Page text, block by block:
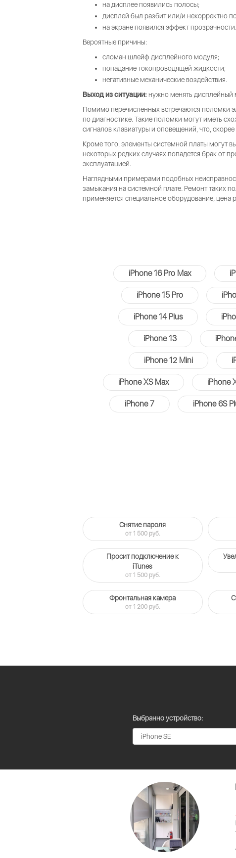
на дисплее появились полосы;
дисплей был разбит или/и некорректно
на экране появился эффект прозрачности.
Вероятные причины:
сломан шлейф дисплейного модуля;
попадание токопроводящей жидкости;
негативные механические воздействия.
Выход из ситуации: нужно менять дисплейный
Помимо перечисленных встречаются поломки
по диагностике. Такие поломки могут иметь
сигналов клавиатуры и оповещений, что,
Кроме того, элементы системной платы могут
некоторых редких случаях попадется брак от
эксплуатацией.
Наглядными примерами подобных
замыкания на системной плате. Ремонт таких
применяется специальное оборудование, цена
iPhone 16 Pro Max
iPhone 15 Pro
iPhone 14 Plus
iPhone 13
iPhone 12 Mini
iPhone XS Max iPhone
iPhone 7 iPhone 6S
Снятие пароля
от 1 500 руб.
Просит подключение к
iTunes
от 1 500 руб.
Фронтальная камера
от 1 200 руб.
Выбранно устройство: